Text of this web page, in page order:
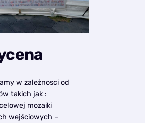
w zależnosci od
takich jak :
mozaiki
wejściowych –